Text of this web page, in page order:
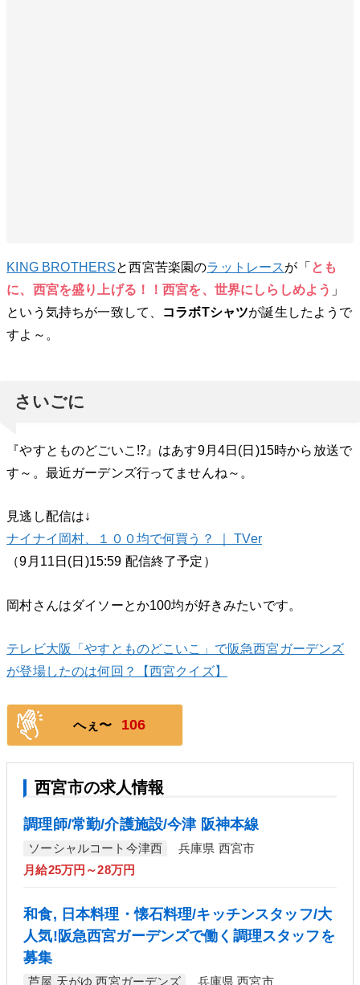
KING BROTHERSと西宮苦楽園のラットレースが「とも
に、西宮を盛り上げる！！西宮を、世界にしらしめよう 」
という気持ちが一致して、
コラボTシャツが誕生したようで
すよ～。
さいごに
『やすとものどごいこ⁉︎』はあす9月4日(日)15時から放送で
す～。最近ガーデンズ行ってませんね～。
見逃し配信は↓
ナイナイ岡村、１００均で何買う？ ｜ TVer
（9月11日(日)15:59 配信終了予定）
岡村さんはダイソーとか100均が好きみたいです。
テレビ大阪「やすとものどこいこ」で阪急西宮ガーデンズ
が登場したのは何回？【西宮クイズ】
へぇ〜 106
西宮市の求人情報
調理師/常勤/介護施設/今津 阪神本線
ソーシャルコート今津西
兵庫県 西宮市
月給25万円～28万円
和食, 日本料理・懐石料理/キッチンスタッフ/大
人気!阪急西宮ガーデンズで働く調理スタッフを
募集
芦屋 天がゆ 西宮ガーデンズ 兵庫県 西宮市